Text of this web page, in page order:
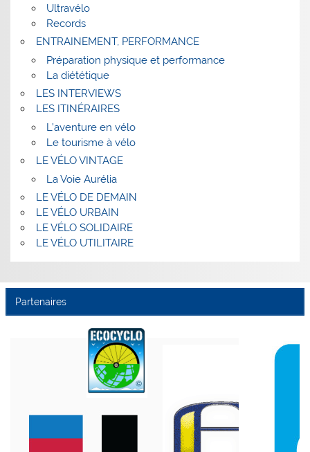
Ultravélo
Records
ENTRAINEMENT, PERFORMANCE
Préparation physique et performance
La diététique
LES INTERVIEWS
LES ITINÉRAIRES
L’aventure en vélo
Le tourisme à vélo
LE VÉLO VINTAGE
La Voie Aurélia
LE VÉLO DE DEMAIN
LE VÉLO URBAIN
LE VÉLO SOLIDAIRE
LE VÉLO UTILITAIRE
Partenaires